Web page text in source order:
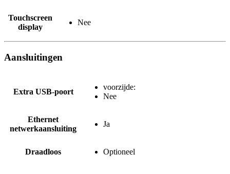
Touchscreen
display
Nee
Aansluitingen
Extra USB-poort
voorzijde:
Nee
Ethernet
netwerkaansluiting
Ja
Draadloos Optioneel